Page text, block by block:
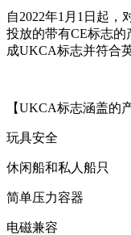
自2022年1月1日起
投放的带有CE标志
成UKCA标志并符合
【UKCA标志涵盖的
玩具安全
休闲船和私人船只
简单压力容器
电磁兼容